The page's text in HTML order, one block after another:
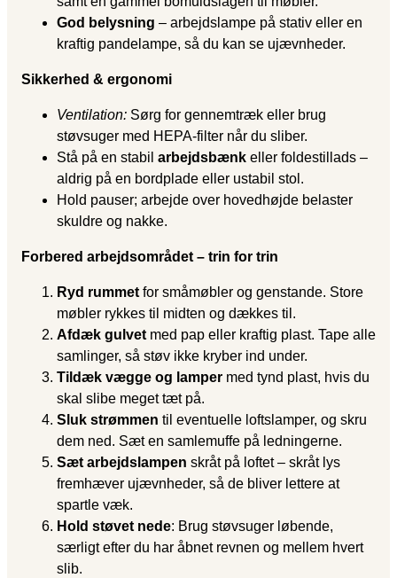
God belysning – arbejdslampe på stativ eller en
kraftig pandelampe, så du kan se ujævnheder.
Sikkerhed & ergonomi
Ventilation: Sørg for gennemtræk eller brug
støvsuger med HEPA-filter når du sliber.
Stå på en stabil arbejdsbænk eller foldestillads –
aldrig på en bordplade eller ustabil stol.
Hold pauser; arbejde over hovedhøjde belaster
skuldre og nakke.
Forbered arbejdsområdet – trin for trin
Ryd rummet for småmøbler og genstande. Store
møbler rykkes til midten og dækkes til.
Afdæk gulvet med pap eller kraftig plast. Tape alle
samlinger, så støv ikke kryber ind under.
Tildæk vægge og lamper med tynd plast, hvis du
skal slibe meget tæt på.
Sluk strømmen til eventuelle loftslamper, og skru
dem ned. Sæt en samlemuffe på ledningerne.
Sæt arbejdslampen skråt på loftet – skråt lys
fremhæver ujævnheder, så de bliver lettere at
spartle væk.
Hold støvet nede: Brug støvsuger løbende,
særligt efter du har åbnet revnen og mellem hvert
slib.